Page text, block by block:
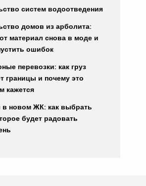
систем водоотведения
домов из арболита:
материал снова в моде и
ошибок
перевозки: как груз
границы и почему это
кажется
в новом ЖК: как выбрать
будет радовать